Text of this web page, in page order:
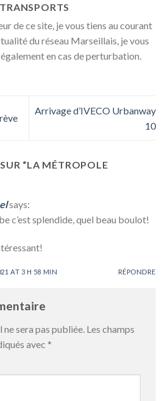
de ce site, je vous tiens au courant
du réseau Marseillais, je vous
en cas de perturbation.
Arrivage d’IVECO Urbanway
10
“LA MÉTROPOLE
says:
c’est splendide, quel beau boulot!
AT 3 H 58 MIN RÉPONDRE
sera pas publiée. Les champs
avec *